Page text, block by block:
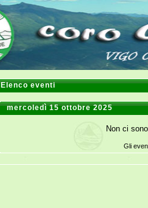
Elenco eventi
mercoledì 15 ottobre 2025
Non ci
Gli